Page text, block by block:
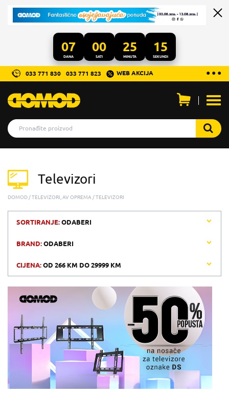
07
DANA
00
SATI
25
MINUTA
15
SEKUNDI
...
● ● ●
033 771 830 033 771 823 WEB AKCIJA
Televizori
DOMOD TELEVIZORI, AV OPREMA TELEVIZORI
SORTIRANJE:ODABERI
BRAND:ODABERI
CIJENA:OD 266 KM DO29999 KM